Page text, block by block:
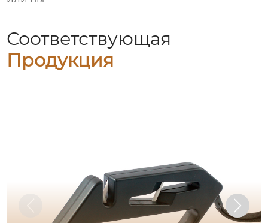
Соответствующая
Продукция